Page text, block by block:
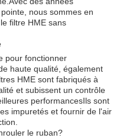
nous sommes en
filtre HME sans
pour fonctionner
haute qualité, également
HME sont fabriqués à
et subissent un contrôle
performancesIls sont
impuretés et fournir de l'air
le ruban?